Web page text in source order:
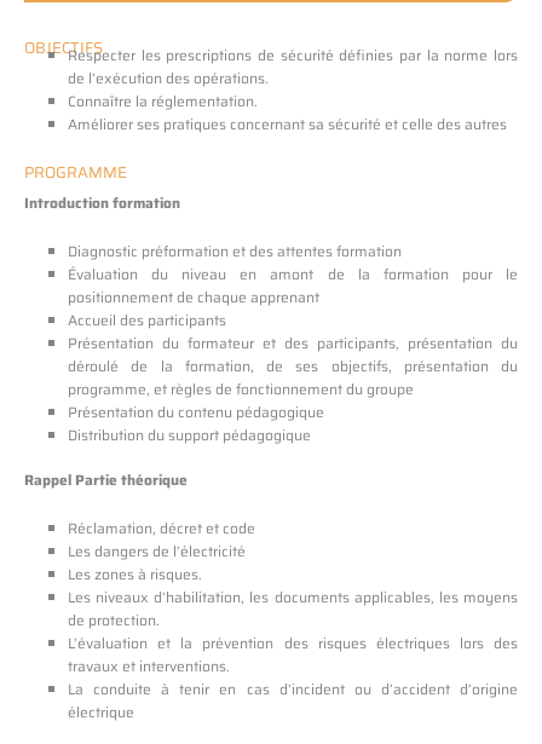
OBJECTIFSRespecter les prescriptions de sécurité définies par la norme lors
de l’exécution des opérations.
Connaître la réglementation.
Améliorer ses pratiques concernant sa sécurité et celle des autres
PROGRAMME
Introduction formation
Diagnostic préformation et des attentes formation
Évaluation du niveau en amont de la formation pour le
positionnement de chaque apprenant
Accueil des participants
Présentation du formateur et des participants, présentation du
déroulé de la formation, de ses objectifs, présentation du
programme, et règles de fonctionnement du groupe
Présentation du contenu pédagogique
Distribution du support pédagogique
Rappel Partie théorique
Réclamation, décret et code
Les dangers de l’électricité
Les zones à risques.
Les niveaux d’habilitation, les documents applicables, les moyens
de protection.
L’évaluation et la prévention des risques électriques lors des
travaux et interventions.
La conduite à tenir en cas d’incident ou d’accident d’origine
électrique